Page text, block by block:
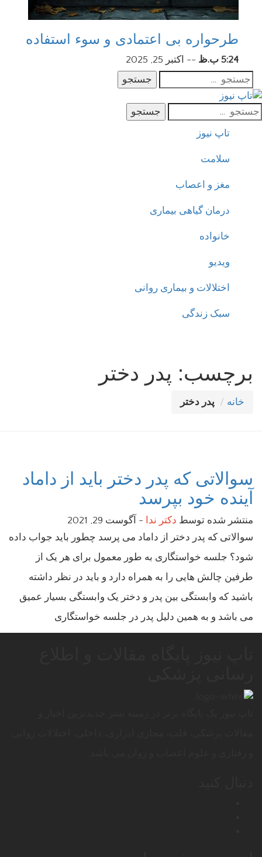
طرحواره بی اعتمادی و سوء استفاده
5:24 ب.ظ -- اکتبر 25, 2025
جستجو
جستجو
تاپ نیوز
سلامت
مغز و اعصاب
درمان گیاهی بیماری
خانواده
ویدیو
اختلالات و بیماری روانی
سبک زندگی
برچسب: پدر دختر
خانه پدر دختر
سوالاتی که پدر دختر باید از داماد
آینده خود بپرسد
منتشر شده توسط دکتر ندا - آگوست 29, 2021
سوالاتی که پدر دختر از داماد می پرسد چطور باید جواب داده
شود؟ جلسه خواستگاری به طور معمول برای هر یک از
طرفین چالش هایی را به همراه دارد و باید در نظر داشته
باشید که وابستگی بین پدر و دختر یک وابستگی بسیار عمیق
می باشد و به همین دلیل پدر در جلسه خواستگاری